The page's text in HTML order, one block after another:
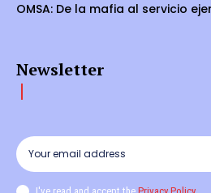
OMSA: De la mafia al servicio
Newsletter